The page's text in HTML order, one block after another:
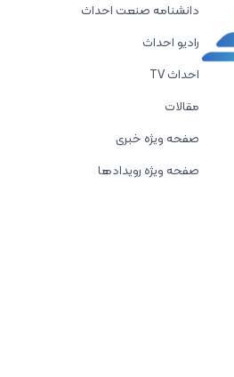
دانشنامه صنعت احداث
رادیو احداث
احداث TV
مقالات
صفحه ویژه خبری
صفحه ویژه رویدادها